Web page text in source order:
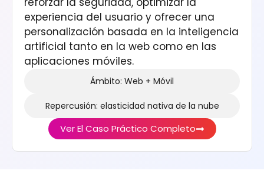
experiencia del usuario y ofrecer una
personalización basada en la inteligencia
artificial tanto en la web como en las
aplicaciones móviles.
Ámbito: Web + Móvil
Repercusión: elasticidad nativa de la nube
Ver El Caso Práctico Completo